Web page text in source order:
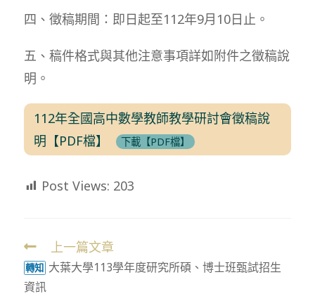
四、徵稿期間：即日起至112年9月10日止。
五、稿件格式與其他注意事項詳如附件之徵稿說
明。
112年全國高中數學教師教學研討會徵稿說
明【PDF檔】
下載【PDF檔】
Post Views: 203
Read
more
上一篇文章
轉知 大葉大學113學年度研究所碩、博士班甄試招生
資訊